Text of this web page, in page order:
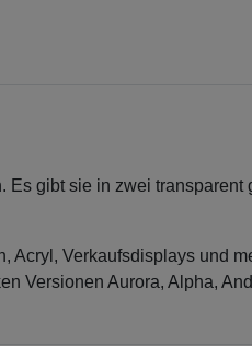
gibt sie in zwei transparent
Acryl, Verkaufsdisplays und
Versionen Aurora, Alpha,